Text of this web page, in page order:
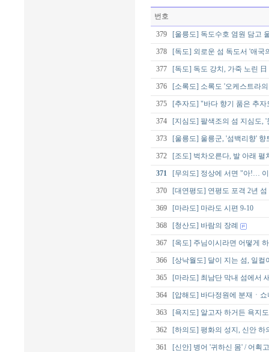
번호
379 [울릉도] 독도수호 염원 담고
378 [독도] 외로운 섬 독도서 '애국
377 [독도] 독도 강치, 가죽 노린
376 [소록도] 소록도 '오케스트라
375 [추자도] "바다 향기 품은 추자
374 [지심도] 팔색조의 섬 지심도, '
373 [울릉도] 울릉군, '섬백리향' 향
372 [조도] 벅차오른다, 발 아래 펼
371 [무의도] 정상에 서면 "아!…
370 [대연평도] 연평도 포격 2년
369 [마라도] 마라도 시편 9-10
368 [청산도] 바람의 장례
367 [옥도] 주님이시라면 어떻게
366 [상낙월도] 달이 지는 섬, 일컬
365 [마라도] 최남단 막내 섬에서
364 [압해도] 바다정원에 분재ㆍ
363 [욕지도] 알고자 하거든 욕지
362 [하의도] 평화의 성지, 신안 하
361 [신안] 병어 '귀하신 몸' / 어획